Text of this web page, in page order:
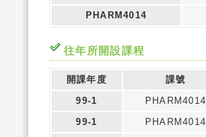
PHARM4014
往年所開設課程
開課年度 課號
99-1
PHARM4014
99-1
PHARM4014